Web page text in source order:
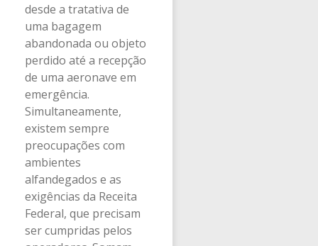
desde a tratativa de
uma bagagem
abandonada ou objeto
perdido até a recepção
de uma aeronave em
emergência.
Simultaneamente,
existem sempre
preocupações com
ambientes
alfandegados e as
exigências da Receita
Federal, que precisam
ser cumpridas pelos